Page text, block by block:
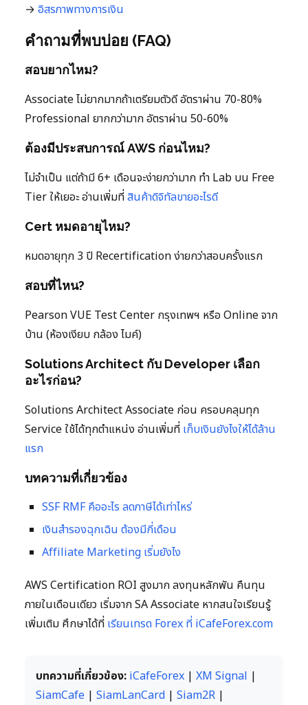
→ อิสรภาพทางการเงิน
คำถามที่พบบ่อย (FAQ)
สอบยากไหม?
Associate ไม่ยากมากถ้าเตรียมตัวดี อัตราผ่าน 70-80%
Professional ยากกว่ามาก อัตราผ่าน 50-60%
ต้องมีประสบการณ์ AWS ก่อนไหม?
ไม่จำเป็น แต่ถ้ามี 6+ เดือนจะง่ายกว่ามาก ทำ Lab บน Free
Tier ให้เยอะ อ่านเพิ่มที่สินค้าดิจิทัลขายอะไรดี
Cert หมดอายุไหม?
หมดอายุทุก 3 ปี Recertification ง่ายกว่าสอบครั้งแรก
สอบที่ไหน?
Pearson VUE Test Center กรุงเทพฯ หรือ Online จาก
บ้าน (ห้องเงียบ กล้อง ไมค์)
Solutions Architect กับ Developer เลือก
อะไรก่อน?
Solutions Architect Associate ก่อน ครอบคลุมทุก
Service ใช้ได้ทุกตำแหน่ง อ่านเพิ่มที่ เก็บเงินยังไงให้ได้ล้าน
แรก
บทความที่เกี่ยวข้อง
SSF RMF คืออะไร ลดภาษีได้เท่าไหร่
เงินสำรองฉุกเฉิน ต้องมีกี่เดือน
Affiliate Marketing เริ่มยังไง
AWS Certification ROI สูงมาก ลงทุนหลักพัน คืนทุน
ภายในเดือนเดียว เริ่มจาก SA Associate หากสนใจเรียนรู้
เพิ่มเติม ศึกษาได้ที่ เรียนเทรด Forex ที่ iCafeForex.com
บทความที่เกี่ยวข้อง: iCafeForex | XM Signal |
SiamCafe | SiamLanCard | Siam2R |